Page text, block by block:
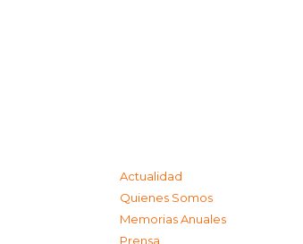
Actualidad
Quienes Somos
Memorias Anuales
Prensa